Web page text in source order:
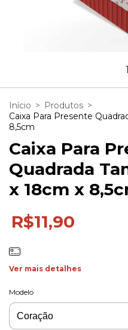
1
Início > Produtos >
Caixa Para Presente
8,5cm
Caixa Para
Quadrada
x 18cm x
R$11,90
Ver mais detalhes
Modelo